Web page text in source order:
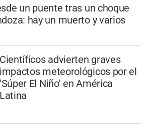
un puente tras un choque
hay un muerto y varios
Científicos advierten graves
impactos meteorológicos por el
'Súper El Niño' en América
Latina